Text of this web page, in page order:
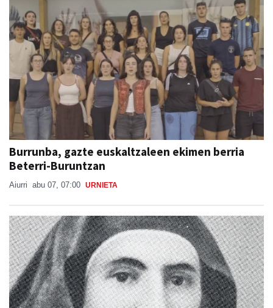
Burrunba, gazte euskaltzaleen ekimen berria
Beterri-Buruntzan
Aiurri abu 07, 07:00 URNIETA